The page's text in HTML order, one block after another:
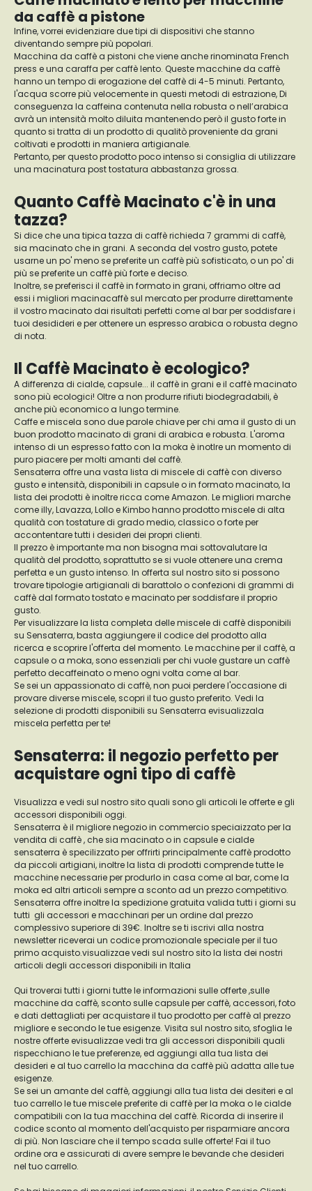
da caffè a pistone
Infine, vorrei evidenziare due tipi di dispositivi che stanno
diventando sempre più popolari.
Macchina da caffè a pistoni che viene anche rinominata French
press e una caraffa per caffè lento. Queste macchine da caffè
hanno un tempo di erogazione del caffè di 4-5 minuti. Pertanto,
l'acqua scorre più velocemente in questi metodi di estrazione, Di
conseguenza la caffeina contenuta nella robusta o nell’arabica
avrà un intensità molto diluita mantenendo però il gusto forte in
quanto si tratta di un prodotto di qualitò proveniente da grani
coltivati e prodotti in maniera artigianale.
Pertanto, per questo prodotto poco intenso si consiglia di utilizzare
una macinatura post tostatura abbastanza grossa.
Quanto Caffè Macinato c'è in una
tazza?
Si dice che una tipica tazza di caffè richieda 7 grammi di caffè,
sia macinato che in grani. A seconda del vostro gusto, potete
usarne un po' meno se preferite un caffè più sofisticato, o un po' di
più se preferite un caffè più forte e deciso.
Inoltre, se preferisci il caffè in formato in grani, offriamo oltre ad
essi i migliori macinacaffè sul mercato per produrre direttamente
il vostro macinato dai risultati perfetti come al bar per soddisfare i
tuoi desidideri e per ottenere un espresso arabica o robusta degno
di nota.
Il Caffè Macinato è ecologico?
A differenza di cialde, capsule... il caffè in grani e il caffè macinato
sono più ecologici! Oltre a non produrre rifiuti biodegradabili, è
anche più economico a lungo termine.
Caffe e miscela sono due parole chiave per chi ama il gusto di un
buon prodotto macinato di grani di arabica e robusta. L'aroma
intenso di un espresso fatto con la moka è inotlre un momento di
puro piacere per molti amanti del caffè.
Sensaterra offre una vasta lista di miscele di caffè con diverso
gusto e intensità, disponibili in capsule o in formato macinato, la
lista dei prodotti è inoltre ricca come Amazon. Le migliori marche
come illy, Lavazza, Lollo e Kimbo hanno prodotto miscele di alta
qualità con tostature di grado medio, classico o forte per
accontentare tutti i desideri dei propri clienti.
Il prezzo è importante ma non bisogna mai sottovalutare la
qualità del prodotto, soprattutto se si vuole ottenere una crema
perfetta e un gusto intenso. In offerta sul nostro sito si possono
trovare tipologie artigianali di barattolo o confezioni di grammi di
caffè dal formato tostato e macinato per soddisfare il proprio
gusto.
Per visualizzare la lista completa delle miscele di caffè disponibili
su Sensaterra, basta aggiungere il codice del prodotto alla
ricerca e scoprire l'offerta del momento. Le macchine per il caffè, a
capsule o a moka, sono essenziali per chi vuole gustare un caffè
perfetto decaffeinato o meno ogni volta come al bar.
Se sei un appassionato di caffè, non puoi perdere l'occasione di
provare diverse miscele, scopri il tuo gusto preferito. Vedi la
selezione di prodotti disponibili su Sensaterra evisualizzala
miscela perfetta per te!
Sensaterra: il negozio perfetto per
acquistare ogni tipo di caffè
Visualizza e vedi sul nostro sito quali sono gli articoli le offerte e gli
accessori disponibili oggi.
Sensaterra è il migliore negozio in commercio speciaizzato per la
vendita di caffè , che sia macinato o in capsule e cialde
sensaterra è specilizzato per offrirti principalmente caffè prodotto
da piccoli artigiani, inoltre la lista di prodotti comprende tutte le
macchine necessarie per produrlo in casa come al bar, come la
moka ed altri articoli sempre a sconto ad un prezzo competitivo.
Sensaterra offre inoltre la spedizione gratuita valida tutti i giorni su
tutti gli accessori e macchinari per un ordine dal prezzo
complessivo superiore di 39€. Inoltre se ti iscrivi alla nostra
newsletter riceverai un codice promozionale speciale per il tuo
primo acquisto.visualizzae vedi sul nostro sito la lista dei nostri
articoli degli accessori disponibili in Italia
Qui troverai tutti i giorni tutte le informazioni sulle offerte ,sulle
macchine da caffè, sconto sulle capsule per caffè, accessori, foto
e dati dettagliati per acquistare il tuo prodotto per caffè al prezzo
migliore e secondo le tue esigenze. Visita sul nostro sito, sfoglia le
nostre offerte evisualizzae vedi tra gli accessori disponibili quali
rispecchiano le tue preferenze, ed aggiungi alla tua lista dei
desideri e al tuo carrello la macchina da caffè più adatta alle tue
esigenze.
Se sei un amante del caffè, aggiungi alla tua lista dei desiteri e al
tuo carrello le tue miscele preferite di caffè per la moka o le cialde
compatibili con la tua macchina del caffè. Ricorda di inserire il
codice sconto al momento dell'acquisto per risparmiare ancora
di più. Non lasciare che il tempo scada sulle offerte! Fai il tuo
ordine ora e assicurati di avere sempre le bevande che desideri
nel tuo carrello.